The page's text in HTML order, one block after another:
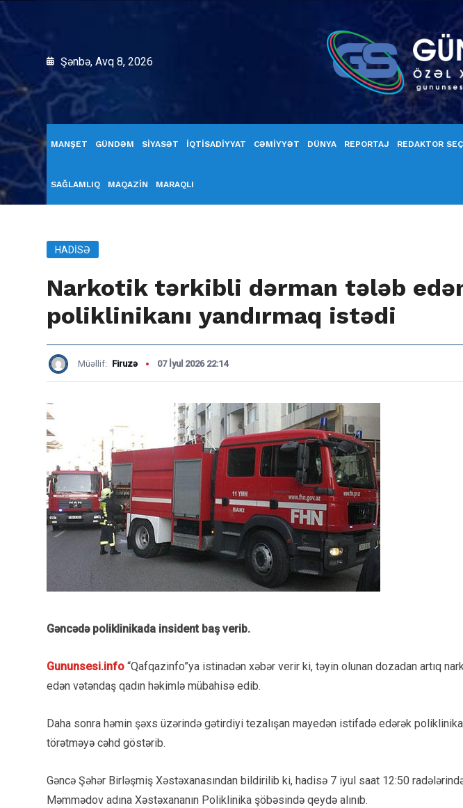
Şənbə, Avq 8, 2026
MANŞET GÜNDƏM SİYASƏT İQTİSADİYYAT CƏMİYYƏT DÜNYA REPORTAJ REDAKTOR
SAĞLAMLIQ MAQAZİN MARAQLI
HADISƏ
Narkotik tərkibli dərman tələb
poliklinikanı yandırmaq istədi
Müəllif: Firuzə 07 İyul 2026 22:14
Gəncədə poliklinikada insident baş verib.
Gununsesi.info “Qafqazinfo”ya istinadən xəbər verir ki, təyin olunan dozadan artıq
edən vətəndaş qadın həkimlə mübahisə edib.
Daha sonra həmin şəxs üzərində gətirdiyi tezalışan mayedən istifadə edərək
törətməyə cəhd göstərib.
Gəncə Şəhər Birləşmiş Xəstəxanasından bildirilib ki, hadisə 7 iyul saat 12:50
Məmmədov adına Xəstəxananın Poliklinika şöbəsində qeydə alınıb.